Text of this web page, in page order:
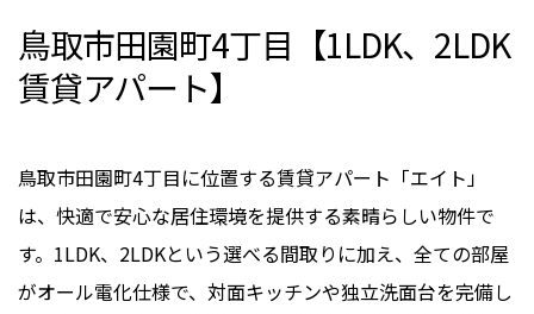
鳥取市田園町4丁目【1LDK、2LDK
賃貸アパート】
鳥取市田園町4丁目に位置する賃貸アパート「エイト」
は、快適で安心な居住環境を提供する素晴らしい物件で
す。1LDK、2LDKという選べる間取りに加え、全ての部屋
がオール電化仕様で、対面キッチンや独立洗面台を完備し